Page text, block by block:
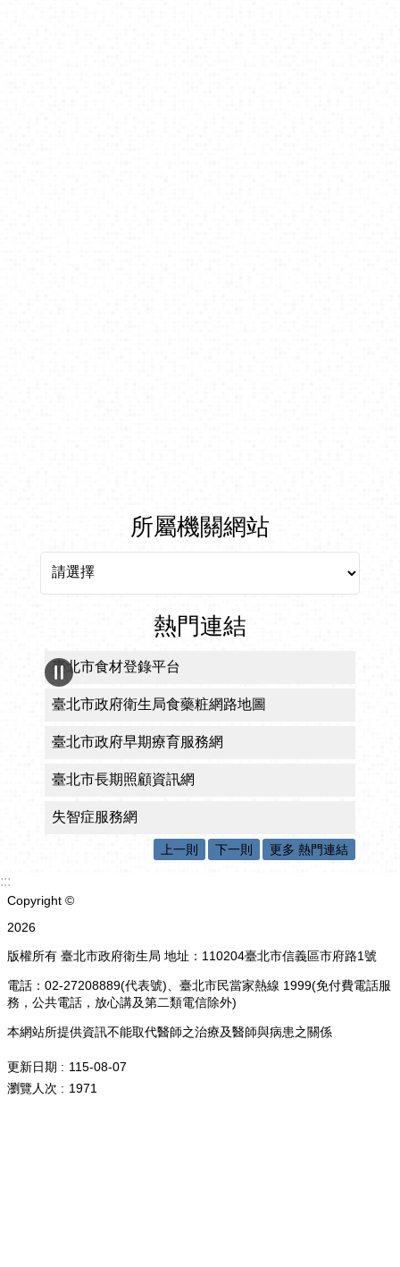
所屬機關網站
熱門連結
臺北市食材登錄平台
臺北市政府衛生局食藥粧網路地圖
臺北市政府早期療育服務網
臺北市長期照顧資訊網
失智症服務網
上一則 下一則 更多 熱門連結
:::
Copyright ©
2026
版權所有 臺北市政府衛生局 地址：110204臺北市信義區市府路1號
電話：02-27208889(代表號)、臺北市民當家熱線 1999(免付費電話服
務，公共電話，放心講及第二類電信除外)
本網站所提供資訊不能取代醫師之治療及醫師與病患之關係
更新日期
115-08-07
瀏覽人次
1971